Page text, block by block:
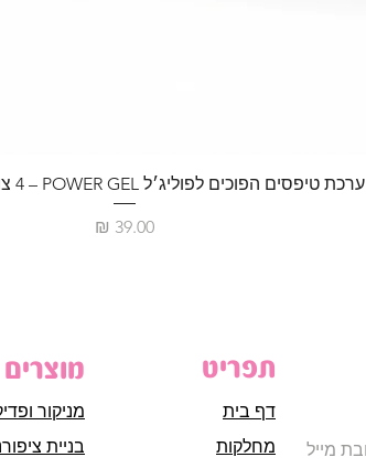
ערכת טיפסים הפוכים לפוליג׳ל POWER GEL – ‏4 צורות רב־פעמיות
מחיר
מוצרים
מניקור
בניית
תפריט
דף בית
מחלקות